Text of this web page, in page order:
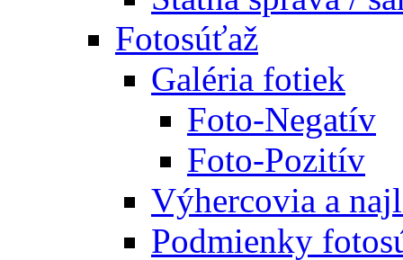
Fotosúťaž
Galéria fotiek
Foto-Negatív
Foto-Pozitív
Výhercovia a
Podmienky